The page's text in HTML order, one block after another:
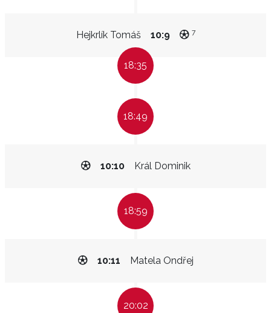
Hejkrlík Tomáš 10:9 7
18:35
18:49
Král Dominik
10:10
18:59
Matela Ondřej
10:11
20:02